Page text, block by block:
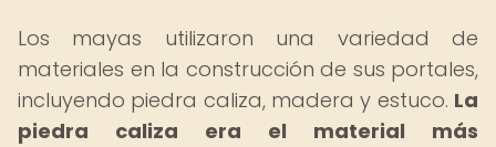
Los mayas utilizaron una variedad de
materiales en la construcción de sus portales,
incluyendo piedra caliza, madera y estuco. La
piedra caliza era el material más